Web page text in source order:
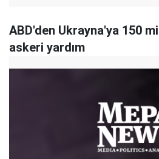
ABD'den Ukrayna'ya 150
askeri yardım